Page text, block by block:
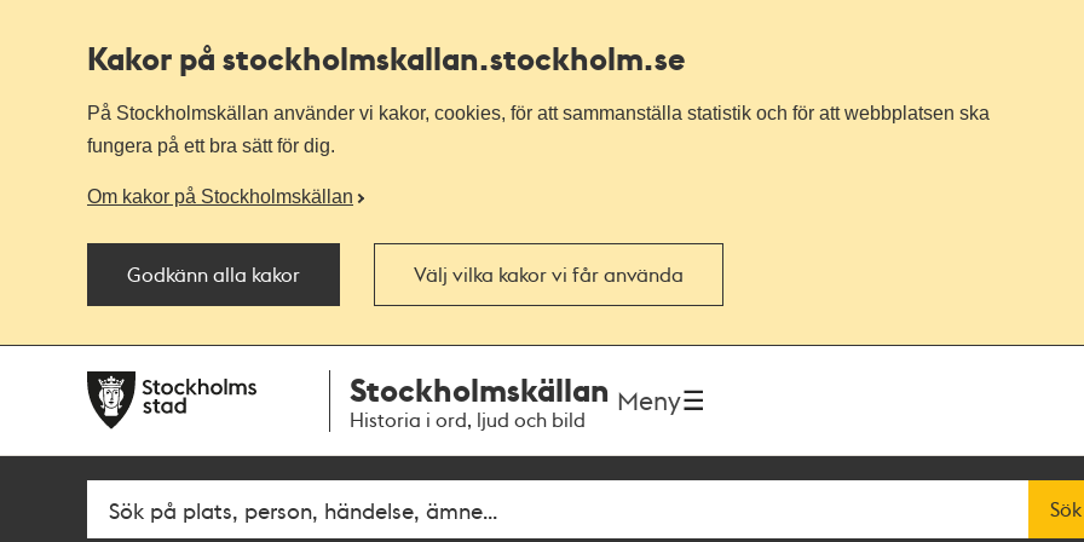
Kakor på stockholmskallan.stockholm.se
På Stockholmskällan använder vi kakor, cookies, för att sammanställa statistik och för att webbplatsen ska
fungera på ett bra sätt för dig.
Om kakor på Stockholmskällan
Godkänn alla kakor Välj vilka kakor vi får använda
navigationen
huvudinnehållet
Stockholmskällan
Historia i ord, ljud och bild
Meny
Fritextsök Sök